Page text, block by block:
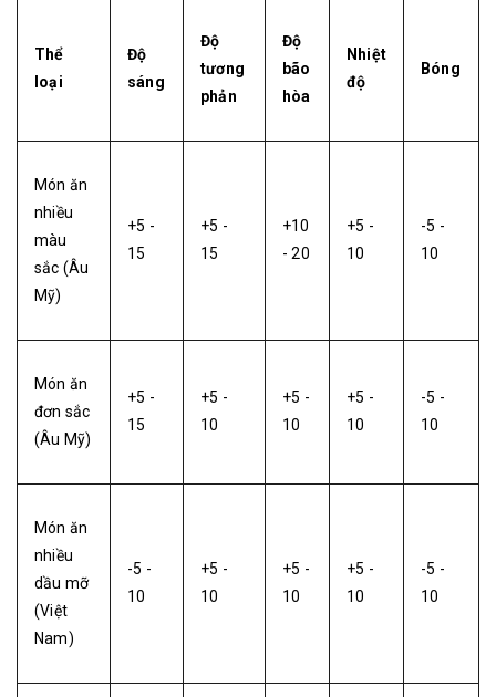
Thể
loại
Độ
sáng
Độ
tương
phản
Độ
bão
hòa
Nhiệt
độ
Bóng
Món ăn
nhiều
màu
sắc (Âu
Mỹ)
+5 -
15
+5 -
15
+10
- 20
+5 -
10
-5 -
10
Món ăn
đơn sắc
(Âu Mỹ)
+5 -
15
+5 -
10
+5 -
10
+5 -
10
-5 -
10
Món ăn
nhiều
dầu mỡ
(Việt
Nam)
-5 -
10
+5 -
10
+5 -
10
+5 -
10
-5 -
10